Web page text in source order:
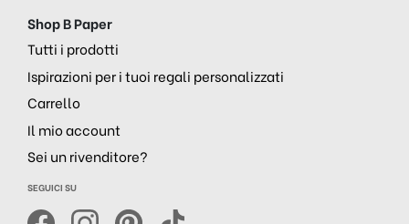
Shop B Paper
Tutti i prodotti
Ispirazioni per i tuoi regali personalizzati
Carrello
Il mio account
Sei un rivenditore?
SEGUICI SU